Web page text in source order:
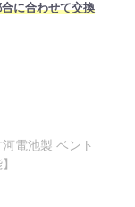
に合わせて交換
電池製 ベント